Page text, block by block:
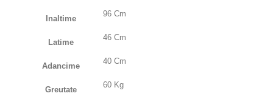
Inaltime
96 Cm
Latime
46 Cm
Adancime
40 Cm
Greutate
60 Kg